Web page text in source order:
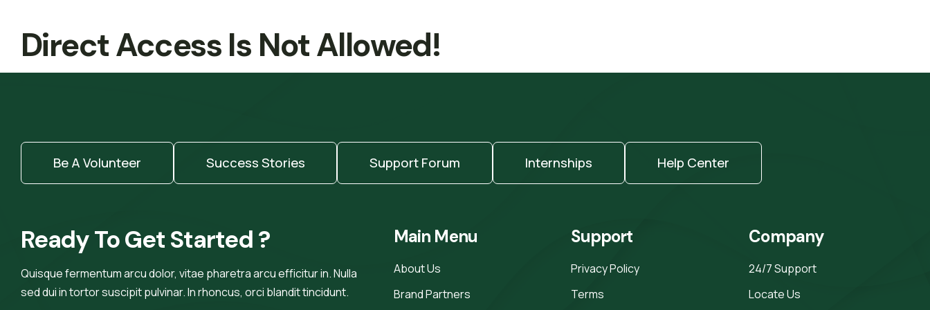
Direct Access Is Not Allowed!
Be A Volunteer Success Stories Support Forum Internships Help Center
Ready To Get Started ?
Quisque fermentum arcu dolor, vitae pharetra arcu efficitur in. Nulla
sed dui in tortor suscipit pulvinar. In rhoncus, orci blandit tincidunt.
Main Menu
About Us
Brand Partners
Support
Privacy Policy
Terms
Company
24/7 Support
Locate Us